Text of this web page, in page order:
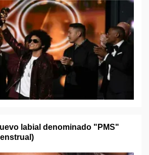
labial denominado "PMS"